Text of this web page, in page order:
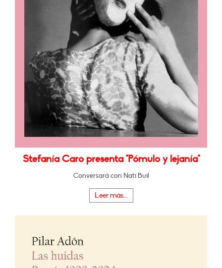
Stefanía Caro presenta "Pómulo y lejanía"
Conversará con Nati Buil
Leer más...